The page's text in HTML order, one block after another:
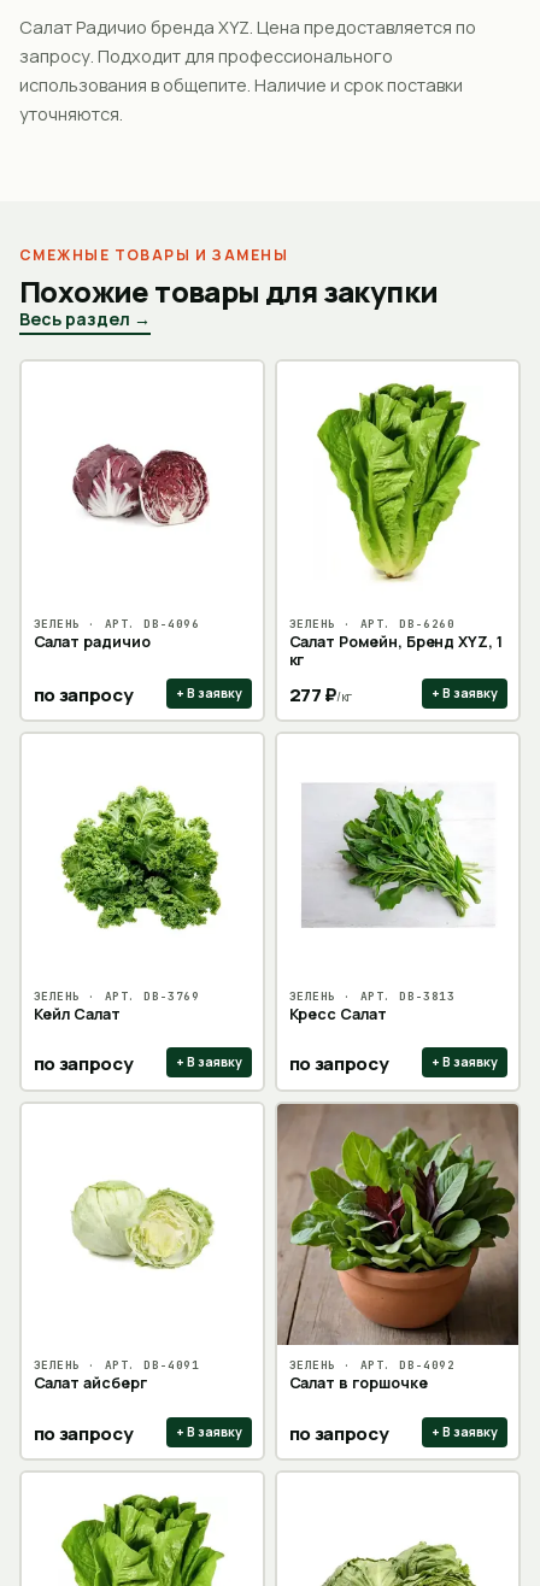
Салат Радичио бренда XYZ. Цена предоставляется по
запросу. Подходит для профессионального
использования в общепите. Наличие и срок поставки
уточняются.
СМЕЖНЫЕ ТОВАРЫ И ЗАМЕНЫ
Похожие товары для закупки
Весь раздел →
ЗЕЛЕНЬ · АРТ.DB-4096
Салат радичио
по запросу + В заявку
ЗЕЛЕНЬ · АРТ.DB-6260
Салат Ромейн, Бренд XYZ, 1
кг
277₽/кг + В заявку
ЗЕЛЕНЬ · АРТ.DB-3769
Кейл Салат
по запросу + В заявку
ЗЕЛЕНЬ · АРТ.DB-3813
Кресс Салат
по запросу + В заявку
ЗЕЛЕНЬ · АРТ.DB-4091
Салат айсберг
по запросу + В заявку
ЗЕЛЕНЬ · АРТ.DB-4092
Салат в горшочке
по запросу + В заявку